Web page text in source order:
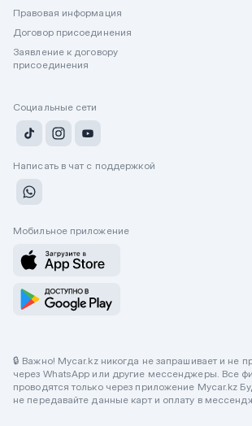
Правовая информация
Договор присоединения
Заявление к договору
присоединения
Социальные сети
Написать в чат с поддержкой
Мобильное приложение
🔒 Важно! Mycar.kz никогда не запрашивает и не
через WhatsApp или другие мессенджеры. Все
проводятся только через приложение Mycar.kz
не передавайте данные карт и оплату в